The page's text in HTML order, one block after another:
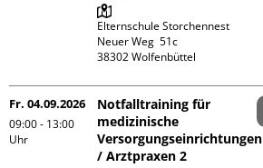
Elternschule Storchennest
Neuer Weg  51c
Fr. 04.09.2026
09:00 - 13:00
Uhr
Notfalltraining für
medizinische
Versorgungseinrichtungen
/ Arztpraxen 2